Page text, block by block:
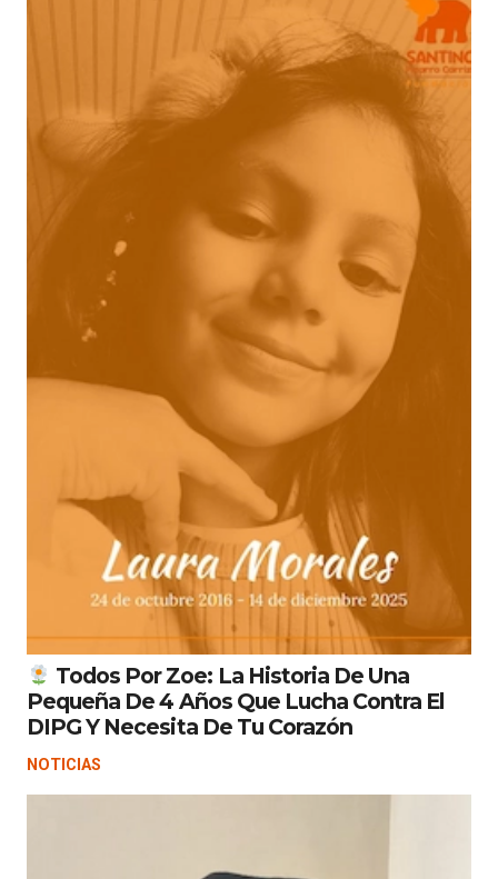
Todos Por Zoe: La Historia De Una
Pequeña De 4 Años Que Lucha Contra El
DIPG Y Necesita De Tu Corazón
NOTICIAS